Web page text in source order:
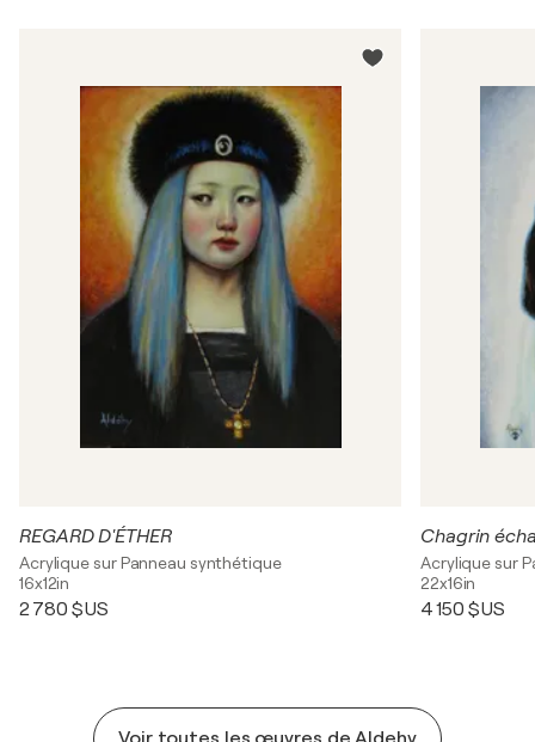
REGARD D'ÉTHER
Acrylique sur Panneau synthétique
16x12in
2 780 $US
Chagrin
Acrylique sur
22x16in
4 150 $US